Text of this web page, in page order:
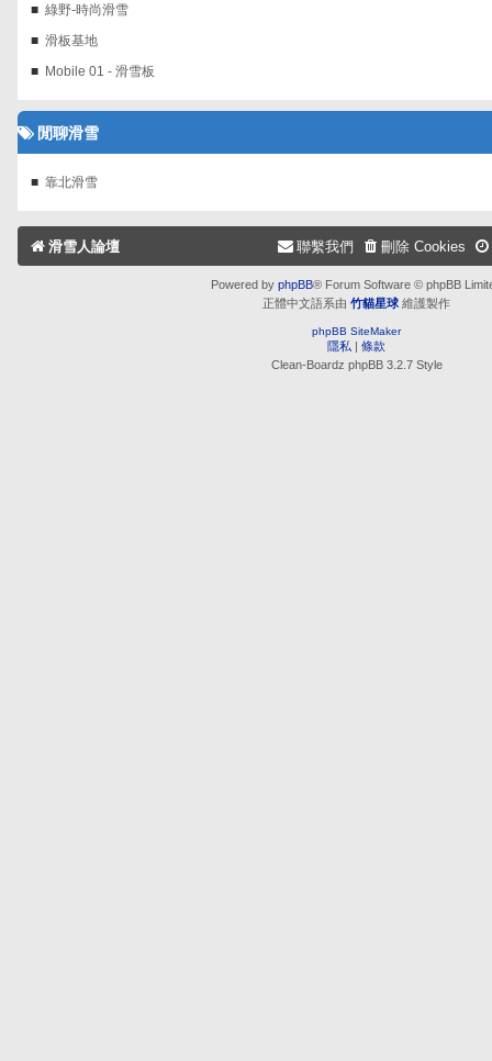
綠野-時尚滑雪
滑板基地
Mobile 01 - 滑雪板
閒聊滑雪
靠北滑雪
滑雪人論壇 刪除 Cookies
聯繫我們
Powered by phpBB® Forum Software © phpBB
正體中文語系由 竹貓星球 維護製作
phpBB SiteMaker
隱私 | 條款
Clean-Boardz phpBB 3.2.7 Style